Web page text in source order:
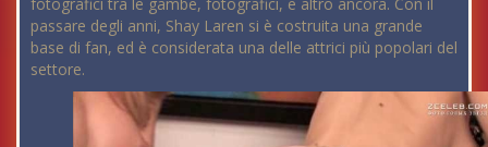
passare degli anni, Shay Laren si è costruita una grande
base di fan, ed è considerata una delle attrici più popolari del
settore.